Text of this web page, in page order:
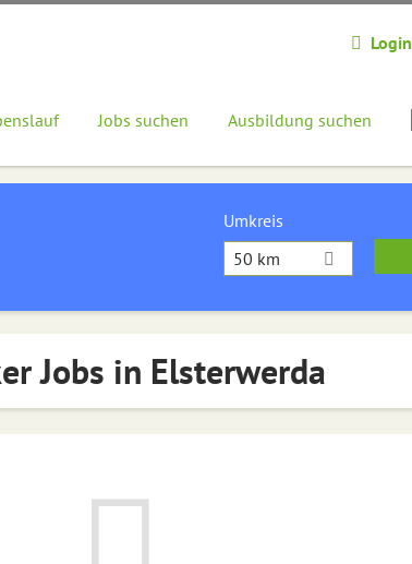
Login
Jobs suchen Ausbildung suchen
Umkreis
50 km
Jobs in Elsterwerda